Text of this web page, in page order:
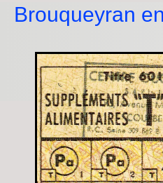
Brouqueyran